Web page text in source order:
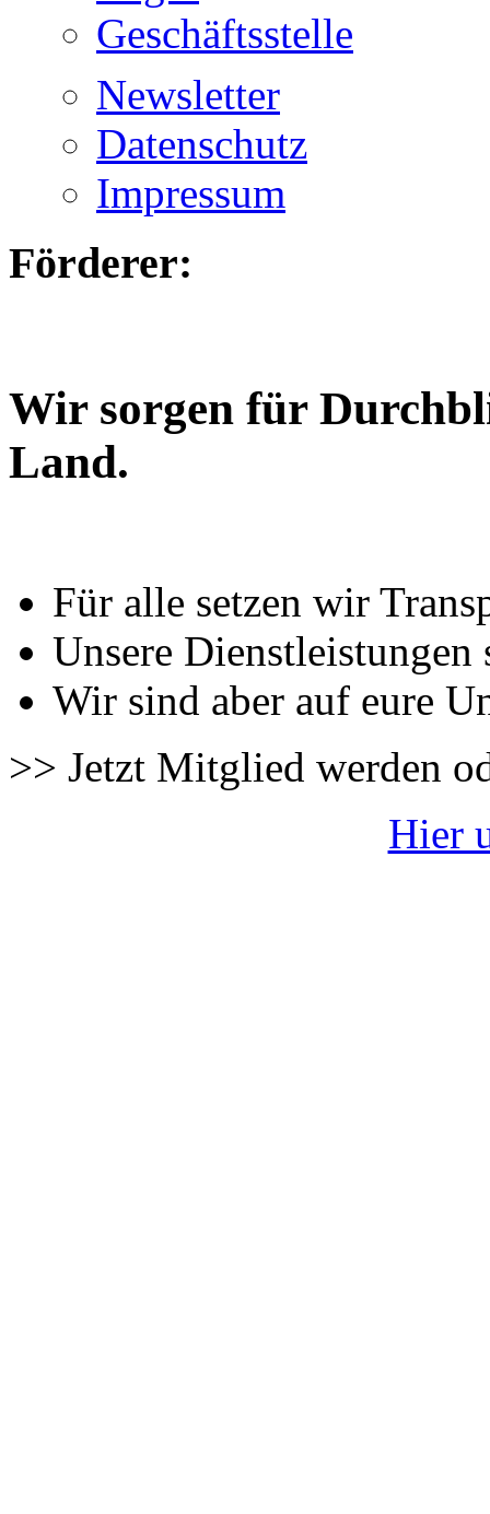
Geschäftsstelle
Newsletter
Datenschutz
Impressum
Förderer:
Wir sorgen für
Land.
Für alle setzen wir
Unsere Dienstleistungen
Wir sind aber auf eure
>> Jetzt Mitglied werden
Hier